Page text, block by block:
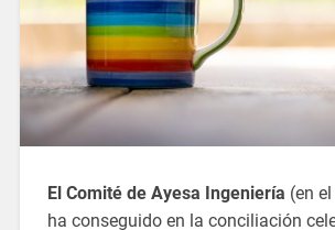
El Comité de Ayesa Ingeniería (en
ha conseguido en la conciliación